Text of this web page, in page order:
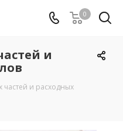
0
и
частей и расходных